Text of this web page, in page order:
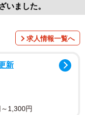
いました。
求人情報一覧へ
新
1,300円